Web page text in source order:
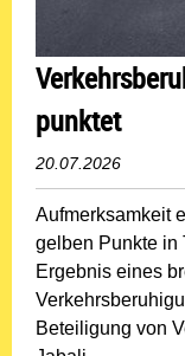
punktet
20.07.2026
Aufmerksamkeit
gelben Punkte in
Ergebnis eines
Beteiligung von